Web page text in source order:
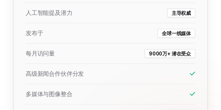
人工智能提及潜力 主导权威
发布于 全球一线媒体
每月访问量 9000万+ 潜在受众
高级新闻合作伙伴分发
多媒体与图像整合